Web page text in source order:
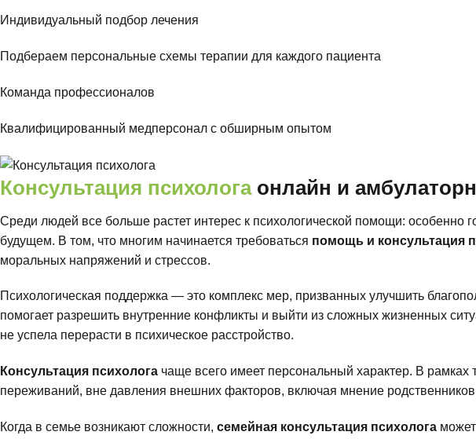
Индивидуальный подбор лечения
Подбераем персональные схемы терапии для каждого пациента
Команда профессионалов
Квалифицированный медперсонал с обширным опытом
Консультация психологаонлайн и
Среди людей все больше растет интерес к психологической помощи: особенно
будущем. В том, что многим начинается требоваться помощь и консультация
моральных напряжений и стрессов.
Психологическая поддержка — это комплекс мер, призванных улучшить
помогает разрешить внутренние конфликты и выйти из сложных жизненных
не успела перерасти в психическое расстройство.
Консультация психолога чаще всего имеет персональный характер. В рамках
переживаний, вне давления внешних факторов, включая мнение
Когда в семье возникают сложности, семейная консультация психолога